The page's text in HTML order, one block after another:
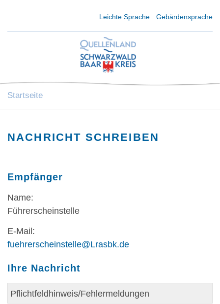
Leichte Sprache Gebärdensprache
Startseite
NACHRICHT SCHREIBEN
Empfänger
Name:
Führerscheinstelle
E-Mail:
fuehrerscheinstelle@Lrasbk.de
Ihre Nachricht